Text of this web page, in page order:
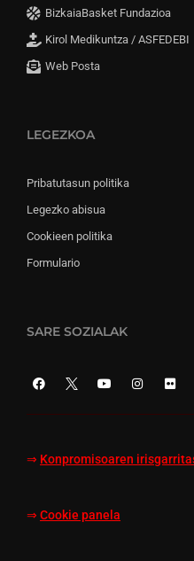
BizkaiaBasket Fundazioa
Kirol Medikuntza / ASFEDEBI
Web Posta
LEGEZKOA
Pribatutasun politika
Legezko abisua
Cookieen politika
Formulario
SARE SOZIALAK
⇒ Konpromisoaren
⇒ Cookie panela